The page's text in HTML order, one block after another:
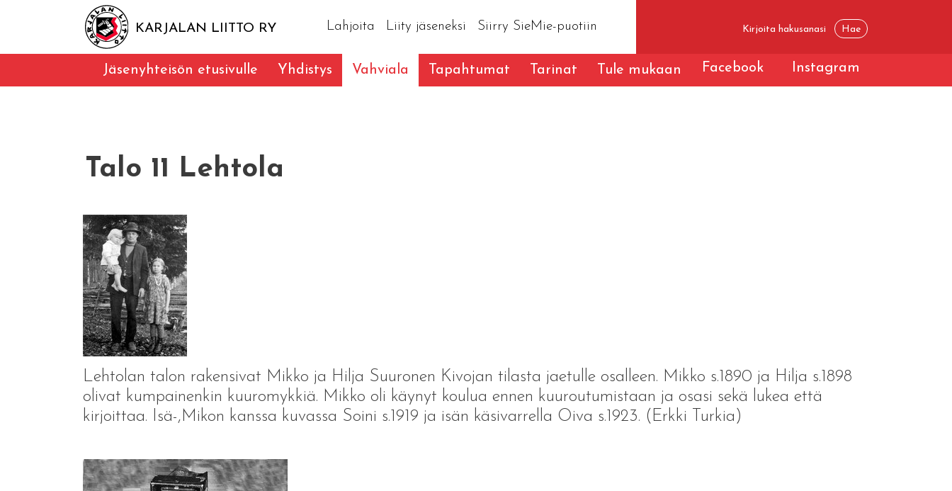
KARJALAN LIITTO RY Lahjoita Liity jäseneksi Siirry SieMie-puotiin
Jäsenyhteisön etusivulle Yhdistys Vahviala Tapahtumat Tarinat Tule mukaan Facebook Instagram
Talo 11 Lehtola
Lehtolan talon rakensivat Mikko ja Hilja Suuronen Kivojan tilasta jaetulle osalleen. Mikko s.1890 ja Hilja s.1898
olivat kumpainenkin kuuromykkiä. Mikko oli käynyt koulua ennen kuuroutumistaan ja osasi sekä lukea että
kirjoittaa. Isä-,Mikon kanssa kuvassa Soini s.1919 ja isän käsivarrella Oiva s.1923. (Erkki Turkia)